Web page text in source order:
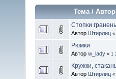
Тема/Автор
Стопки
Автор Штирлиц «
Рюмки
Автор w_lady « 1
Кружки,
Автор Штирлиц «